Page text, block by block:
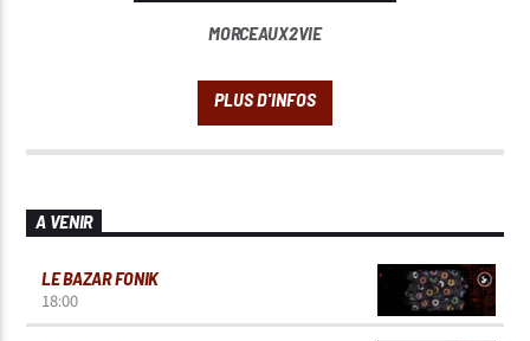
MORCEAUX2VIE
A VENIR
LE BAZAR FONIK
18:00